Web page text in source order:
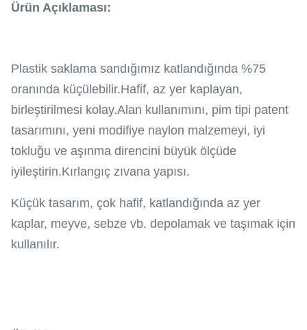
Ürün Açıklaması:
Plastik saklama sandığımız katlandığında %75
oranında küçülebilir.Hafif, az yer kaplayan,
birleştirilmesi kolay.Alan kullanımını, pim tipi patent
tasarımını, yeni modifiye naylon malzemeyi, iyi
tokluğu ve aşınma direncini büyük ölçüde
iyileştirin.Kırlangıç ​​zıvana yapısı.
Küçük tasarım, çok hafif, katlandığında az yer
kaplar, meyve, sebze vb. depolamak ve taşımak için
kullanılır.